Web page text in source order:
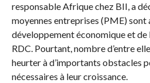
responsable Afrique chez BII, a
moyennes entreprises (PME) sont
développement économique et de
RDC. Pourtant, nombre d’entre
heurter à d’importants obstacles
nécessaires à leur croissance.